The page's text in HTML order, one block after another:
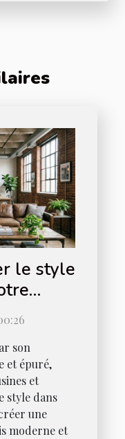
le style
son
et épuré,
et
style dans
une
moderne et